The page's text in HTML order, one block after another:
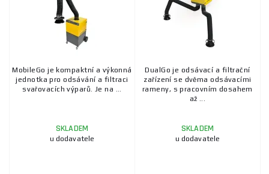
MobileGo je kompaktní a výkonná
jednotka pro odsávání a filtraci
svařovacích výparů. Je na ...
SKLADEM
u dodavatele
DualGo je odsávací a filtrační
zařízení se dvěma odsávacími
rameny, s pracovním dosahem
až ...
SKLADEM
u dodavatele